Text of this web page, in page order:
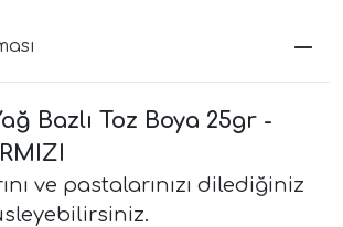
Bazlı Toz Boya 25gr -
ve pastalarınızı dilediğiniz